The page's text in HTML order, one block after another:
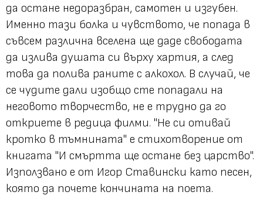
да остане недоразбран, самотен и изгубен.
Именно тази болка и чувството, че попада в
съвсем различна вселена ще даде свободата
да излива душата си върху хартия, а след
това да полива раните с алкохол. В случай, че
се чудите дали изобщо сте попадали на
неговото творчество, не е трудно да го
откриете в редица филми. "Не си отивай
кротко в тъмнината" е стихотворение от
книгата "И смъртта ще остане без царство".
Използвано е от Игор Ставински като песен,
която да почете кончината на поета.